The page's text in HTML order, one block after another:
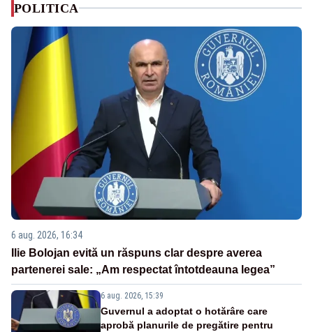
POLITICA
6 aug. 2026, 16:34
Ilie Bolojan evită un răspuns clar despre averea
partenerei sale: „Am respectat întotdeauna legea”
6 aug. 2026, 15:39
Guvernul a adoptat o hotărâre care
aprobă planurile de pregătire pentru